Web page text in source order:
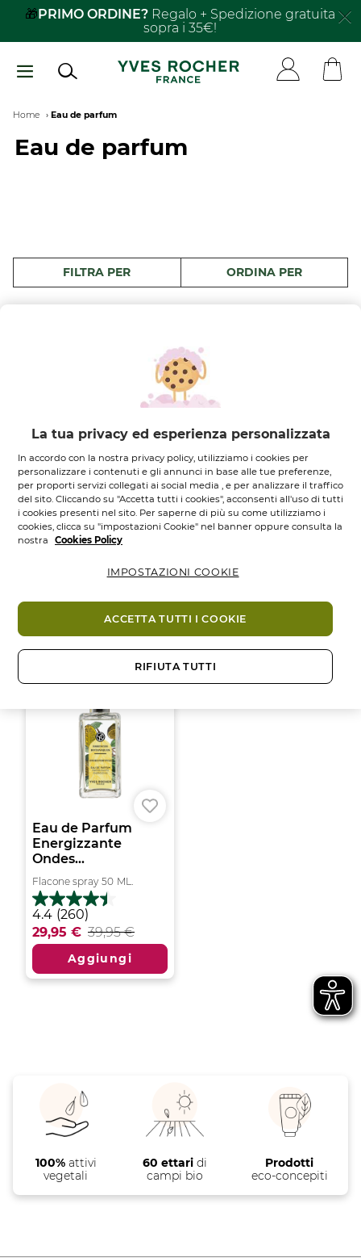
Salta
principale
🎁PRIMO ORDINE? Regalo + Spedizione gratuita
sopra i 35€!
Breadcrumb
Home Eau de parfum
Eau de parfum
FILTRA PER ORDINA PER
Eau de Parfum
Riconfortante
Tendres...
su
29,95 € 39,95 €
-25%
Eau de Parfum
Rilassante Calme...
4.3 (123)
4.3
5
stelle.
29,95 € 39,95 €
Eau de Parfum
Energizzante
Ondes...
Flacone spray 50 ML.
4.4 (260)
4.4
su
5
260
recensioni
29,95 € 39,95 €
Aggiungi
100%attivi
vegetali
60 ettaridi
campi bio
Prodotti
eco-concepiti
La tua privacy ed esperienza personalizzata
In accordo con la nostra privacy policy, utilizziamo i cookies per
personalizzare i contenuti e gli annunci in base alle tue preferenze,
per proporti servizi collegati ai social media , e per analizzare il traffico
del sito. Cliccando su "Accetta tutti i cookies", acconsenti all'uso di tutti
i cookies presenti nel sito. Per saperne di più su come utilizziamo i
cookies, clicca su "impostazioni Cookie" nel banner oppure consulta la
nostra
Cookies Policy
RIFIUTA TUTTI
ACCETTA TUTTI I COOKIE
IMPOSTAZIONI COOKIE